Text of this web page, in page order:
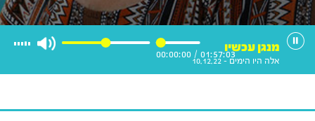
01:57:03
/
00:00:00
מנגן עכשיו
אלה היו הימים - 10.12.22